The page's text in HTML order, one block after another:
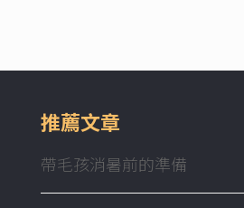
推薦文章
帶毛孩消暑前的準備